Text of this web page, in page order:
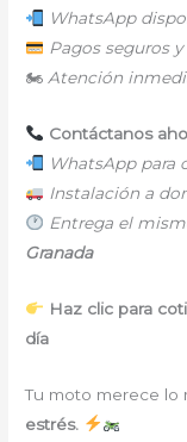
WhatsApp
Pagos seguros
🏍 Atención
Contáctanos
WhatsApp para
Instalación a
Entrega el
Granada
Haz clic para
día
Tu moto merece lo
estrés.